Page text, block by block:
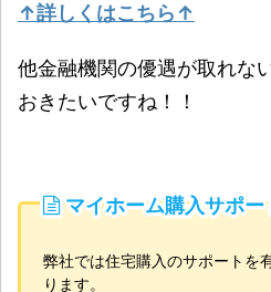
↑詳しくはこちら↑
他金融機関の優遇が取れな
おきたいですね！！
マイホーム購入サポー
弊社では住宅購入のサポートを
ります。